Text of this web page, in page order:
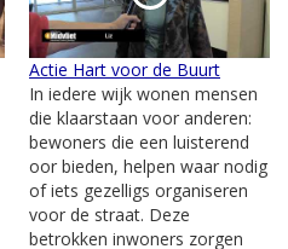
Actie Hart voor de Buurt
In iedere wijk wonen mensen
die klaarstaan voor anderen:
bewoners die een luisterend
oor bieden, helpen waar nodig
of iets gezelligs organiseren
voor de straat. Deze
betrokken inwoners zorgen